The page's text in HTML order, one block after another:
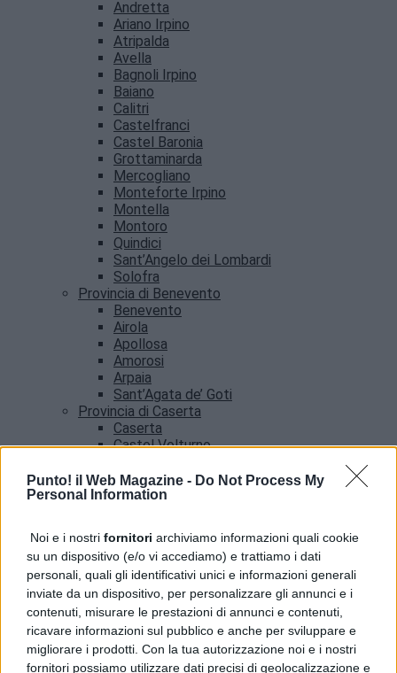
Punto! il Web Magazine - Do Not Process My
Personal Information
Noi e i nostri fornitori archiviamo informazioni quali cookie
su un dispositivo (e/o vi accediamo) e trattiamo i dati
personali, quali gli identificativi unici e informazioni generali
inviate da un dispositivo, per personalizzare gli annunci e i
contenuti, misurare le prestazioni di annunci e contenuti,
ricavare informazioni sul pubblico e anche per sviluppare e
migliorare i prodotti. Con la tua autorizzazione noi e i nostri
fornitori possiamo utilizzare dati precisi di geolocalizzazione e
Andretta
Ariano Irpino
Atripalda
Avella
Bagnoli Irpino
Baiano
Calitri
Castelfranci
Castel Baronia
Grottaminarda
Mercogliano
Monteforte Irpino
Montella
Montoro
Quindici
Sant’Angelo dei Lombardi
Solofra
Provincia di Benevento
Benevento
Airola
Apollosa
Amorosi
Arpaia
Sant’Agata de’ Goti
Provincia di Caserta
Caserta
Castel Volturno
Provincia di Salerno
Salerno
Amalfi
Angri
Castellabate
News